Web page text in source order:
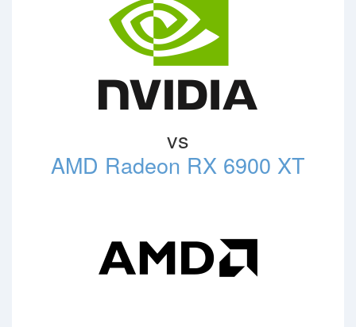
vs
AMD Radeon RX 6900 XT